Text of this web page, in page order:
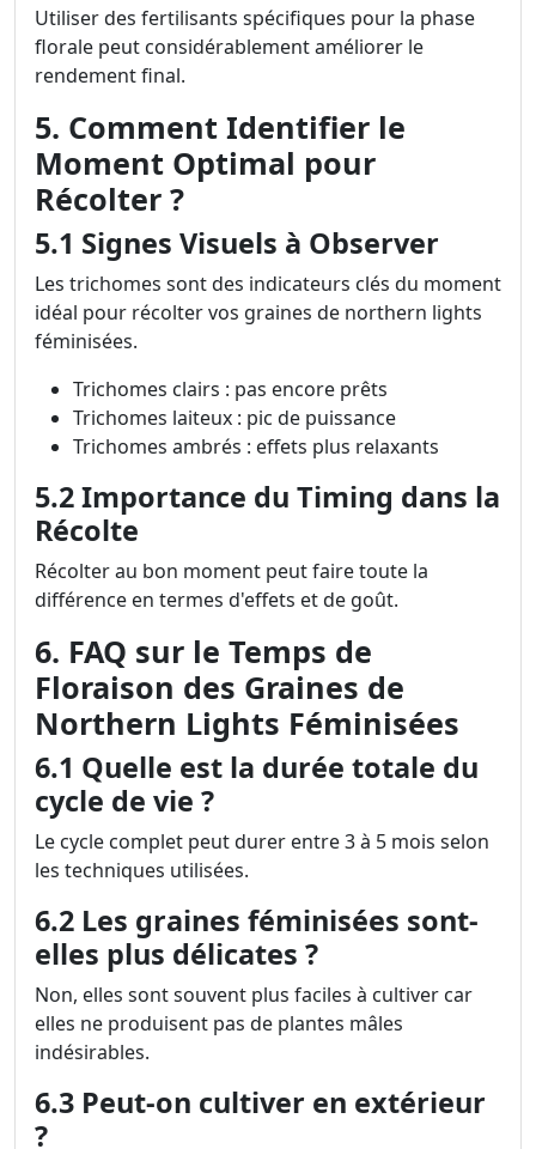
Utiliser des fertilisants spécifiques pour la phase
florale peut considérablement améliorer le
rendement final.
5. Comment Identifier le
Moment Optimal pour
Récolter ?
5.1 Signes Visuels à Observer
Les trichomes sont des indicateurs clés du moment
idéal pour récolter vos graines de northern lights
féminisées.
Trichomes clairs : pas encore prêts
Trichomes laiteux : pic de puissance
Trichomes ambrés : effets plus relaxants
5.2 Importance du Timing dans la
Récolte
Récolter au bon moment peut faire toute la
différence en termes d'effets et de goût.
6. FAQ sur le Temps de
Floraison des Graines de
Northern Lights Féminisées
6.1 Quelle est la durée totale du
cycle de vie ?
Le cycle complet peut durer entre 3 à 5 mois selon
les techniques utilisées.
6.2 Les graines féminisées sont-
elles plus délicates ?
Non, elles sont souvent plus faciles à cultiver car
elles ne produisent pas de plantes mâles
indésirables.
6.3 Peut-on cultiver en extérieur
?